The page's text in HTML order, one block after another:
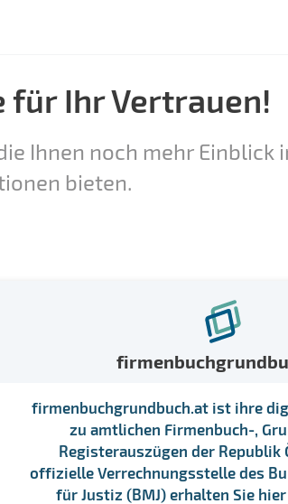
Ihr Vertrauen!
Ihnen noch mehr Einblick
bieten.
firmenbuchgrundbuch.at ist ihre
zu amtlichen Firmenbuch-,
Registerauszügen der Republik
offizielle Verrechnungsstelle des
für Justiz (BMJ) erhalten Sie